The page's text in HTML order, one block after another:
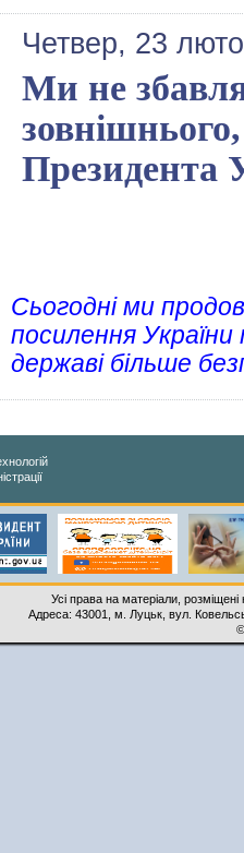
Четвер, 23
Ми не
Президента
Сьогодні ми
посилення
державі більше
Усі права на матеріали,
Адреса: 43001, м. Луцьк, вул.